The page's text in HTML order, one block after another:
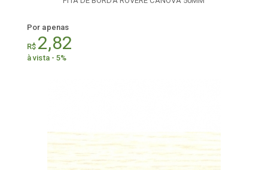
Por apenas
R$ 2,82
à vista - 5%